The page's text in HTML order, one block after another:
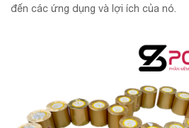
đến các ứng dụng và lợi ích của nó.